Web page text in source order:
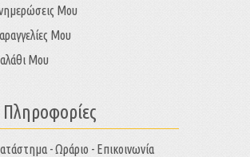
Μου
Μου
Μου
Πληροφορίες
- Ωράριο - Επικοινωνία